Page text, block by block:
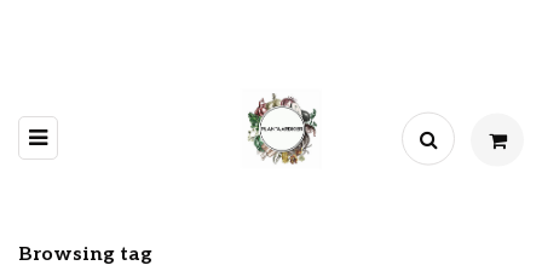
Browsing tag